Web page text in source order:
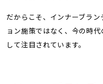
だからこそ、インナーブラ
ョン施策ではなく、今の時
して注目されています。